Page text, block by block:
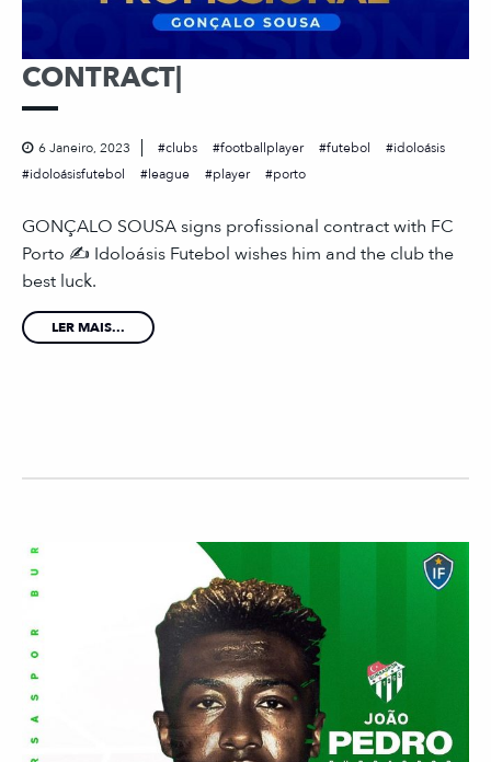
CONTRACT|
6 Janeiro, 2023 clubs footballplayer futebol
idoloásis
idoloásisfutebol
league player porto
GONÇALO SOUSA signs profissional contract with FC
Porto ✍️ Idoloásis Futebol wishes him and the club the
best luck.
LER MAIS...